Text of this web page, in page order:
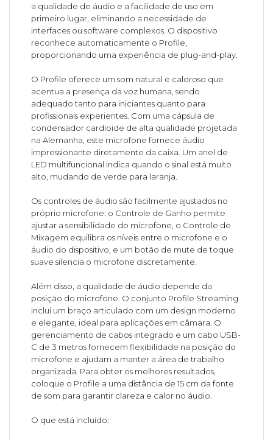
a qualidade de áudio e a facilidade de uso em
primeiro lugar, eliminando a necessidade de
interfaces ou software complexos. O dispositivo
reconhece automaticamente o Profile,
proporcionando uma experiência de plug-and-play.
O Profile oferece um som natural e caloroso que
acentua a presença da voz humana, sendo
adequado tanto para iniciantes quanto para
profissionais experientes. Com uma cápsula de
condensador cardioide de alta qualidade projetada
na Alemanha, este microfone fornece áudio
impressionante diretamente da caixa. Um anel de
LED multifuncional indica quando o sinal está muito
alto, mudando de verde para laranja.
Os controles de áudio são facilmente ajustados no
próprio microfone: o Controle de Ganho permite
ajustar a sensibilidade do microfone, o Controle de
Mixagem equilibra os níveis entre o microfone e o
áudio do dispositivo, e um botão de mute de toque
suave silencia o microfone discretamente.
Além disso, a qualidade de áudio depende da
posição do microfone. O conjunto Profile Streaming
inclui um braço articulado com um design moderno
e elegante, ideal para aplicações em câmara. O
gerenciamento de cabos integrado e um cabo USB-
C de 3 metros fornecem flexibilidade na posição do
microfone e ajudam a manter a área de trabalho
organizada. Para obter os melhores resultados,
coloque o Profile a uma distância de 15 cm da fonte
de som para garantir clareza e calor no áudio.
O que está incluído: